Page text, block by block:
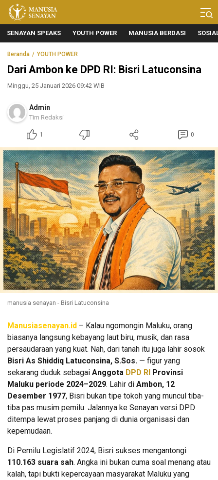
Manusia Senayan
Manusia Bicara, Senayan Bersuara
SENAYAN SPEAKS YOUTH POWER MANUSIA BERDASI
Beranda YOUTH POWER
Dari Ambon ke DPD RI: Bisri Latuconsina
Minggu, 25 Januari 2026 09:42 WIB
Admin
Tim Redaksi
1 0
manusia senayan - Bisri Latuconsina
Manusiasenayan.id – Kalau ngomongin Maluku, orang
biasanya langsung kebayang laut biru, musik, dan rasa
persaudaraan yang kuat. Nah, dari tanah itu juga lahir sosok
Bisri As Shiddiq Latuconsina, S.Sos. — figur yang
sekarang duduk sebagai Anggota DPD RI Provinsi
Maluku periode 2024–2029. Lahir di Ambon, 12
Desember 1977, Bisri bukan tipe tokoh yang muncul tiba-
tiba pas musim pemilu. Jalannya ke Senayan versi DPD
ditempa lewat proses panjang di dunia organisasi dan
kepemudaan.
Di Pemilu Legislatif 2024, Bisri sukses mengantongi
110.163 suara sah. Angka ini bukan cuma soal menang atau
kalah, tapi bukti kepercayaan masyarakat Maluku yang